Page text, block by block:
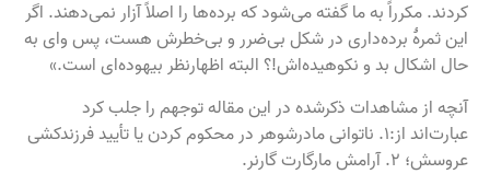
کردند. مکرراً به ما گفته می‌شود که برده‌ها را اصلاً آزار نمی‌دهند. اگر
این ثمرهٔ برده‌داری در شکل بی‌ضرر و بی‌خطرش هست، پس وای به
حال اشکال بد و نکوهیده‌اش!؟ البته اظهارنظر بیهوده‌ای است.»
آنچه از مشاهدات ذکرشده در این مقاله توجهم را جلب کرد
عبارت‌اند از:۱. ناتوانی مادرشوهر در محکوم کردن یا تأیید فرزندکشی
عروسش؛ ۲. آرامش مارگارت گارنر.